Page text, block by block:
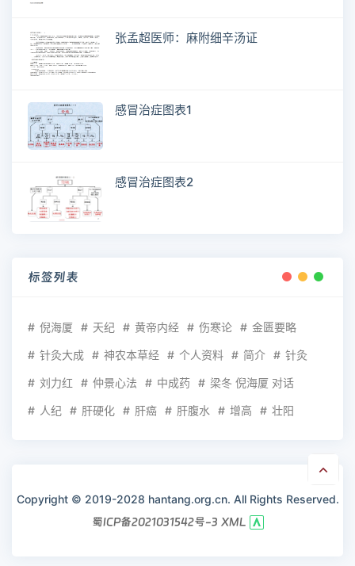
张孟超医师：麻附细辛汤证
感冒治症图表1
感冒治症图表2
标签列表
倪海厦 天纪 黄帝内经 伤寒论 金匮要略
针灸大成 神农本草经 个人资料 简介 针灸
刘力红 仲景心法 中成药 梁冬 倪海厦 对话
人纪 肝硬化 肝癌 肝腹水 增高 壮阳
Copyright © 2019-2028 hantang.org.cn. All Rights Reserved.
蜀ICP备2021031542号-3 XML